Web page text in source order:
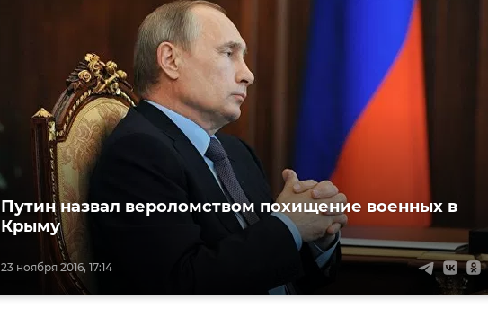
23 ноября 2016, 17:14
Путин назвал вероломством похищение военных в
Крыму